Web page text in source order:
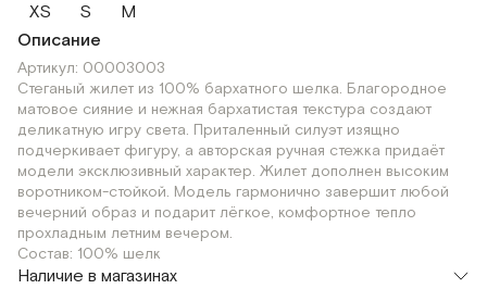
XS S
M
Описание
Артикул: 00003003
Стеганый жилет из 100% бархатного шелка. Благородное
матовое сияние и нежная бархатистая текстура создают
деликатную игру света. Приталенный силуэт изящно
подчеркивает фигуру, а авторская ручная стежка придаёт
модели эксклюзивный характер. Жилет дополнен высоким
воротником-стойкой. Модель гармонично завершит любой
вечерний образ и подарит лёгкое, комфортное тепло
прохладным летним вечером.
Состав: 100% шелк
Наличие в магазинах